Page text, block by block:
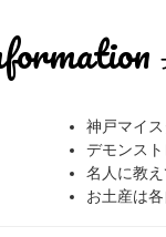
神戸マイ
デモンス
名人に教
お土産は